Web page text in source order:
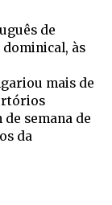
de
dominical, às
mais de
semana de
da